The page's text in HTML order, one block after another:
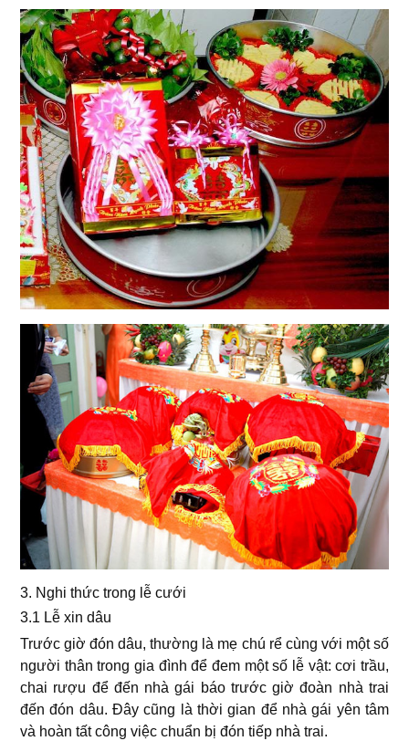
3. Nghi thức trong lễ cưới
3.1 Lễ xin dâu
Trước giờ đón dâu, thường là mẹ chú rể cùng với một số
người thân trong gia đình để đem một số lễ vật: cơi trầu,
chai rượu để đến nhà gái báo trước giờ đoàn nhà trai
đến đón dâu. Đây cũng là thời gian để nhà gái yên tâm
và hoàn tất công việc chuẩn bị đón tiếp nhà trai.